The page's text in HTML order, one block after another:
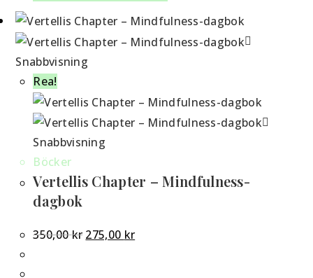
Snabbvisning
Rea!
Snabbvisning
Böcker
Vertellis Chapter – Mindfulness-
dagbok
350,00kr Det
275,00 krDet